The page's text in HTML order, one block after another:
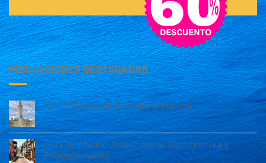
PUBLIACIONES DESTACADAS
Cádiz: Tesoro en la Costa Andaluza
Guía de Madrid: Arte, Cultura, Gastronomía y
Entretenimiento